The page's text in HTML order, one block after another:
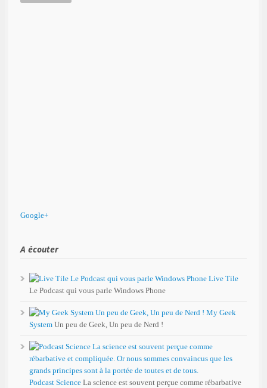
Google+
A écouter
Live Tile
Le Podcast qui vous parle Windows Phone
My Geek
System Un peu de Geek, Un peu de Nerd !
Podcast Science La science est souvent perçue comme rébarbative